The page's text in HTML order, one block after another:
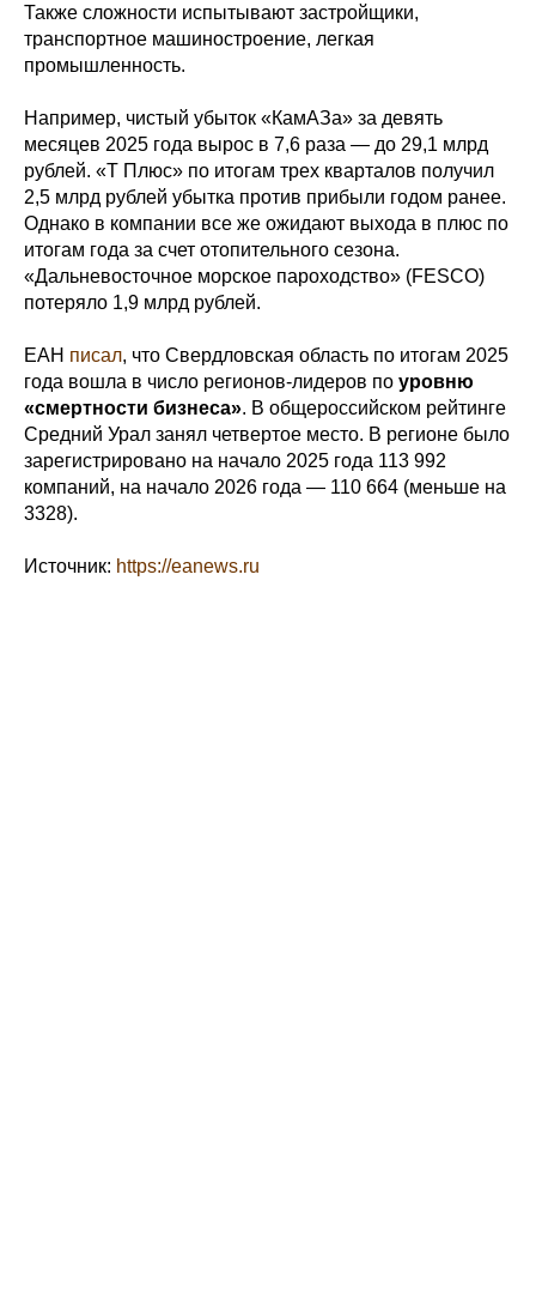
Также сложности испытывают застройщики,
транспортное машиностроение, легкая
промышленность.
Например, чистый убыток «КамАЗа» за девять
месяцев 2025 года вырос в 7,6 раза — до 29,1 млрд
рублей. «Т Плюс» по итогам трех кварталов получил
2,5 млрд рублей убытка против прибыли годом ранее.
Однако в компании все же ожидают выхода в плюс по
итогам года за счет отопительного сезона.
«Дальневосточное морское пароходство» (FESCO)
потеряло 1,9 млрд рублей.
ЕАН писал, что Свердловская область по итогам 2025
года вошла в число регионов-лидеров по уровню
«смертности бизнеса». В общероссийском рейтинге
Средний Урал занял четвертое место. В регионе было
зарегистрировано на начало 2025 года 113 992
компаний, на начало 2026 года — 110 664 (меньше на
3328).
Источник: https://eanews.ru